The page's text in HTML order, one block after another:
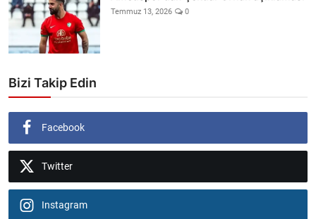
Temmuz 13, 2026 0
Bizi Takip Edin
Facebook
Twitter
Instagram